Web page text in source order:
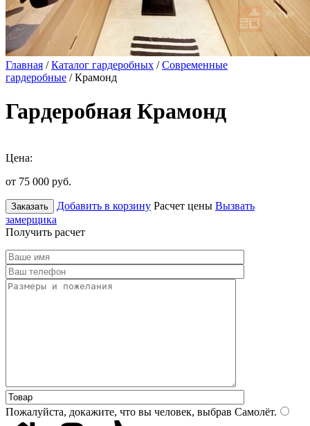
Главная /Каталог гардеробных /Современные
гардеробные / Крамонд
Гардеробная Крамонд
Цена:
от 75 000 руб.
Заказать Добавить в корзину Расчет цены Вызвать
замерщика
Получить расчет
Пожалуйста, докажите, что вы человек, выбрав Самолёт.